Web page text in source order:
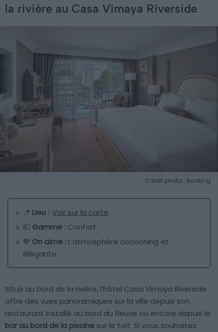
la rivière au Casa Vimaya Riverside
Crédit photo : Booking
📍 Lieu : Voir sur la carte
💶 Gamme : Confort
💙 On aime : L’atmosphère cocooning et
élégante
Situé au bord de la rivière, l’hôtel Casa Vimaya Riverside
offre des vues panoramiques sur la ville depuis son
restaurant installé au bord du fleuve ou encore depuis le
bar au bord de la piscine sur le toit. Si vous souhaitez